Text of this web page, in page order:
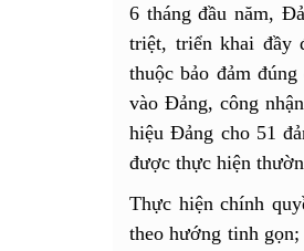
6 tháng đầu năm,
triệt, triển khai đầy
thuộc bảo đảm
vào Đảng, công
hiệu Đảng cho 51
được thực hiện
Thực hiện chính
theo hướng tinh